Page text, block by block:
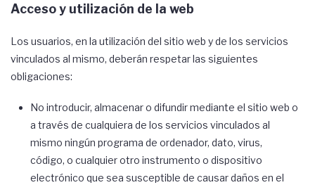
Acceso y utilización de la web
Los usuarios, en la utilización del sitio web y de los servicios
vinculados al mismo, deberán respetar las siguientes
obligaciones:
No introducir, almacenar o difundir mediante el sitio web o
a través de cualquiera de los servicios vinculados al
mismo ningún programa de ordenador, dato, virus,
código, o cualquier otro instrumento o dispositivo
electrónico que sea susceptible de causar daños en el